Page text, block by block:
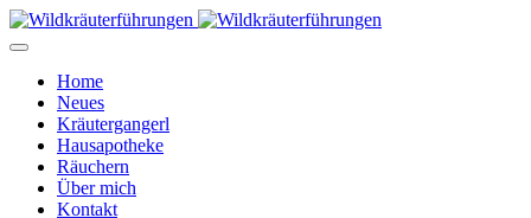
Home
Neues
Kräutergangerl
Hausapotheke
Räuchern
Über mich
Kontakt